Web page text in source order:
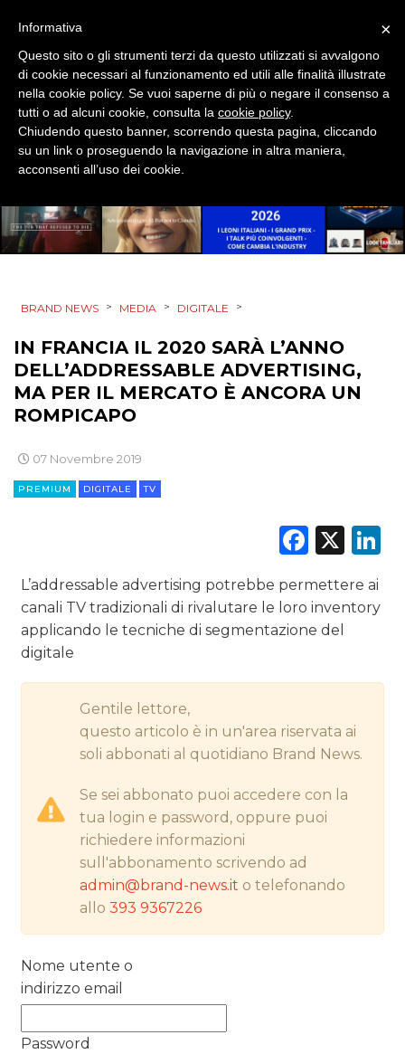
EVENTI
MOBILE
PROMOZIONI
PUNTI VENDITA
CSR
STRATEGIE
CINEMA
ESTERNA
RADIO / AUDIO
RICERCHE
PREVISIONI/SCENARI
TREND
CASE HISTORY
BRAND NEWS > MEDIA > DIGITALE >
IN FRANCIA IL 2020 SARÀ L’ANNO
DELL’ADDRESSABLE ADVERTISING,
MA PER IL MERCATO È ANCORA UN
ROMPICAPO
07 Novembre 2019
PREMIUM DIGITALE TV
X
L’addressable advertising potrebbe permettere ai
canali TV tradizionali di rivalutare le loro inventory
applicando le tecniche di segmentazione del
digitale
Gentile lettore,
questo articolo è in un'area riservata ai
soli abbonati al quotidiano Brand News.
Se sei abbonato puoi accedere con la
tua login e password, oppure puoi
richiedere informazioni
sull'abbonamento scrivendo ad
admin@brand-news.it o telefonando
allo393 9367226
Nome utente o
indirizzo email
Password
×
Informativa
Questo sito o gli strumenti terzi da questo utilizzati si avvalgono
di cookie necessari al funzionamento ed utili alle finalità illustrate
nella cookie policy. Se vuoi saperne di più o negare il consenso a
tutti o ad alcuni cookie, consulta la cookie policy.
Chiudendo questo banner, scorrendo questa pagina, cliccando
su un link o proseguendo la navigazione in altra maniera,
acconsenti all’uso dei cookie.